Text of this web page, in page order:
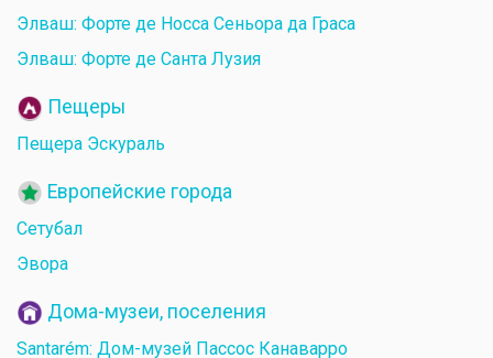
Элваш: Форте де Носса Сеньора да Граса
Элваш: Форте де Санта Лузия
Пещеры
Пещера Эскураль
Европейские города
Сетубал
Эвора
Дома-музеи, поселения
Santarém: Дом-музей Пассос Канаварро